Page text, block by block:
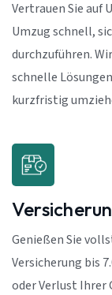
Vertrauen Sie auf
Umzug schnell,
durchzuführen.
schnelle
kurzfristig
Genießen Sie
Versicherung bis
oder Verlust Ihrer